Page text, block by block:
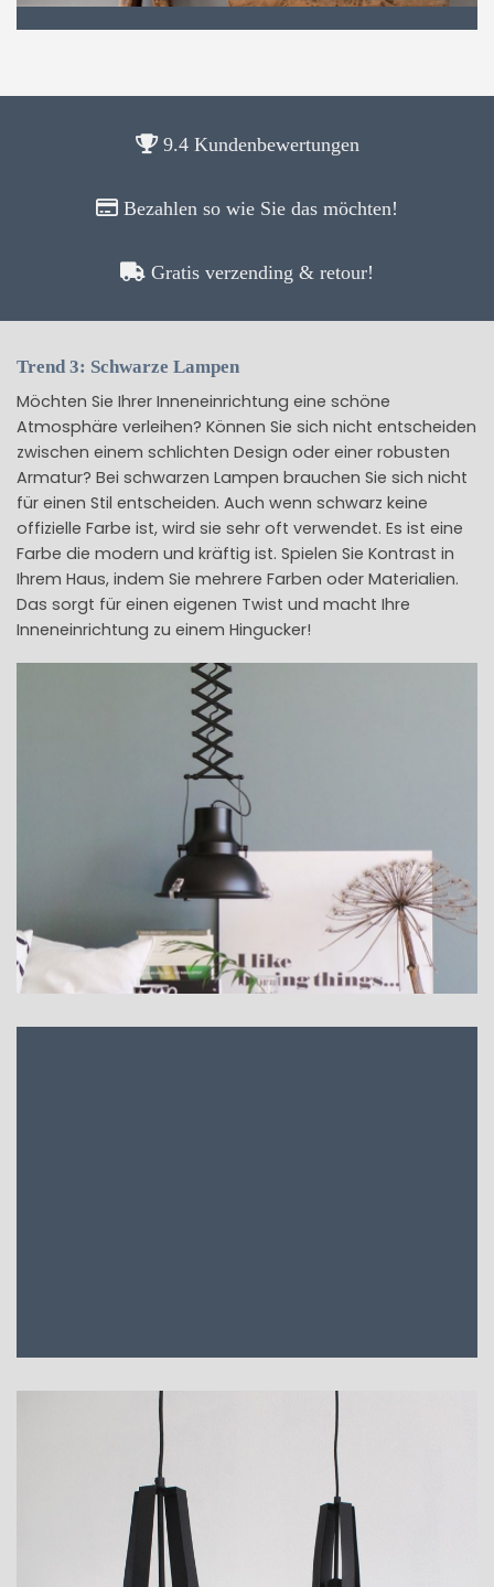
9.4 Kundenbewertungen
Bezahlen so wie Sie das möchten!
Gratis verzending & retour!
Trend 3: Schwarze Lampen
Möchten Sie Ihrer Inneneinrichtung eine schöne
Atmosphäre verleihen? Können Sie sich nicht entscheiden
zwischen einem schlichten Design oder einer robusten
Armatur? Bei schwarzen Lampen brauchen Sie sich nicht
für einen Stil entscheiden. Auch wenn schwarz keine
offizielle Farbe ist, wird sie sehr oft verwendet. Es ist eine
Farbe die modern und kräftig ist. Spielen Sie Kontrast in
Ihrem Haus, indem Sie mehrere Farben oder Materialien.
Das sorgt für einen eigenen Twist und macht Ihre
Inneneinrichtung zu einem Hingucker!